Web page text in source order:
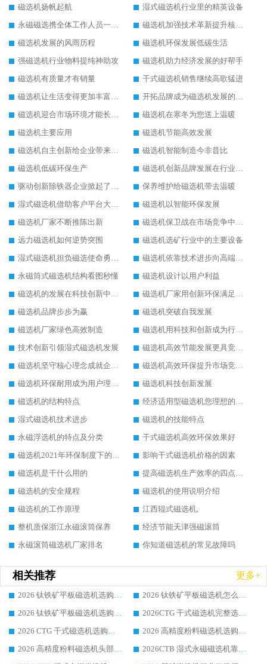
磁选机扬帆起航
湿式磁选机行业里的精英设备
永磁磁选携全体工作人员一起闯
磁选机加强技术革新提升核心竞争力
磁选机发展的风雨历程
磁选机环保发展低碳生活
强磁选机行业物料提纯神助攻
磁选机助力经济发展的好帮手
磁选机有质量才有销量
干式磁选机销售继续高歌猛进
磁选机让生活变得更加丰富多彩
开拓品牌成为磁选机发展的有效武器
磁选机迎合市场环境才能长远发展
磁选机在寒冬为您送上温暖
磁选机主要应用
磁选机节能高效发展
磁选机自主创新给企业带来了阳光
磁选机智能制造今非昔比
磁选机低碳环保生产
磁选机创新品牌发展在行业的顶端
驱动创新除铁器企业掀起了发展风暴
保养维护给磁选机带去温暖
湿式磁选机借助客户平台大放异彩
磁选机以智能环保发展
磁选机厂家不断推陈出新
磁选机保卫战在市场竞争中打响
远力磁选机如何逆势突围
磁选机选矿行业中的主要设备
湿式磁选机担负磁选使命勇往直前
磁选机依靠技术进步向高端转型
永磁筒式磁选机结构看图秒懂
磁选机设计以用户利益
磁选机的发展在科技创新中成为焦点
磁选机厂家用创新环保满足市发展
磁选机品牌步步为赢
磁选机突破自我发展
磁选机厂家绿色高效制造
磁选机用科技和创新成为行业中的顶梁柱
技术创新引领湿式磁选机发展
磁选机高效节能发展更具竞争力
磁选机坚守核心理念成就企业辉煌
磁选机高效环保提升市场竞争力
磁选机环保耐用成为用户理想选择
磁选机科技创新发展
磁选机的结构特点
经济适用型磁选机您理想的选择
湿式磁选机技术进步
磁选机的技能特点
永磁浮选机的特点及分类
干式磁选机高效环保效果好
磁选机2021年环保制度下的发展出路
影响干式磁选机价格的因素
磁选机是干什么用的
提高磁选机生产效率的四点方法
磁选机的安全规程
磁选机的使用说明介绍
磁选机的工作原理
江西辊式磁选机,
整机质保浙江永磁滚筒保养
经济节能天津强磁滚筒
永磁滚筒磁选机厂家排名
你知道磁选机的常见故障吗
相关推荐 更多+
2026 钛铁矿平板磁选机选购全攻略 市场公认优质品牌厂家实力排行榜
2026 钛铁矿平板磁选机怎么选 靠谱生产企业实力排行榜选购参考攻略
2026 钛铁矿平板磁选机选购指南 行业口碑优选品牌生产企业实力排行榜
2026CTG 干式磁选机完整选购指南 行业口碑顶尖靠谱生产龙头厂家实力推荐
2026 CTG 干式磁选机选购指南|行业口碑靠谱生产厂家领域强者推荐
2026 高精度粉料磁选机选购全攻略 行业优质品牌华体会手机网页版-华体会(中国) 实力深度解析
2026 高精度粉料磁选机头部厂家选购指南 行业口碑靠谱品牌推荐 领域强者华体会手机网页版-华体会(中国) 解析
2026CTB 湿式永磁磁选机靠谱厂家实力排行榜 铁矿选矿设备采购全流程选购指南